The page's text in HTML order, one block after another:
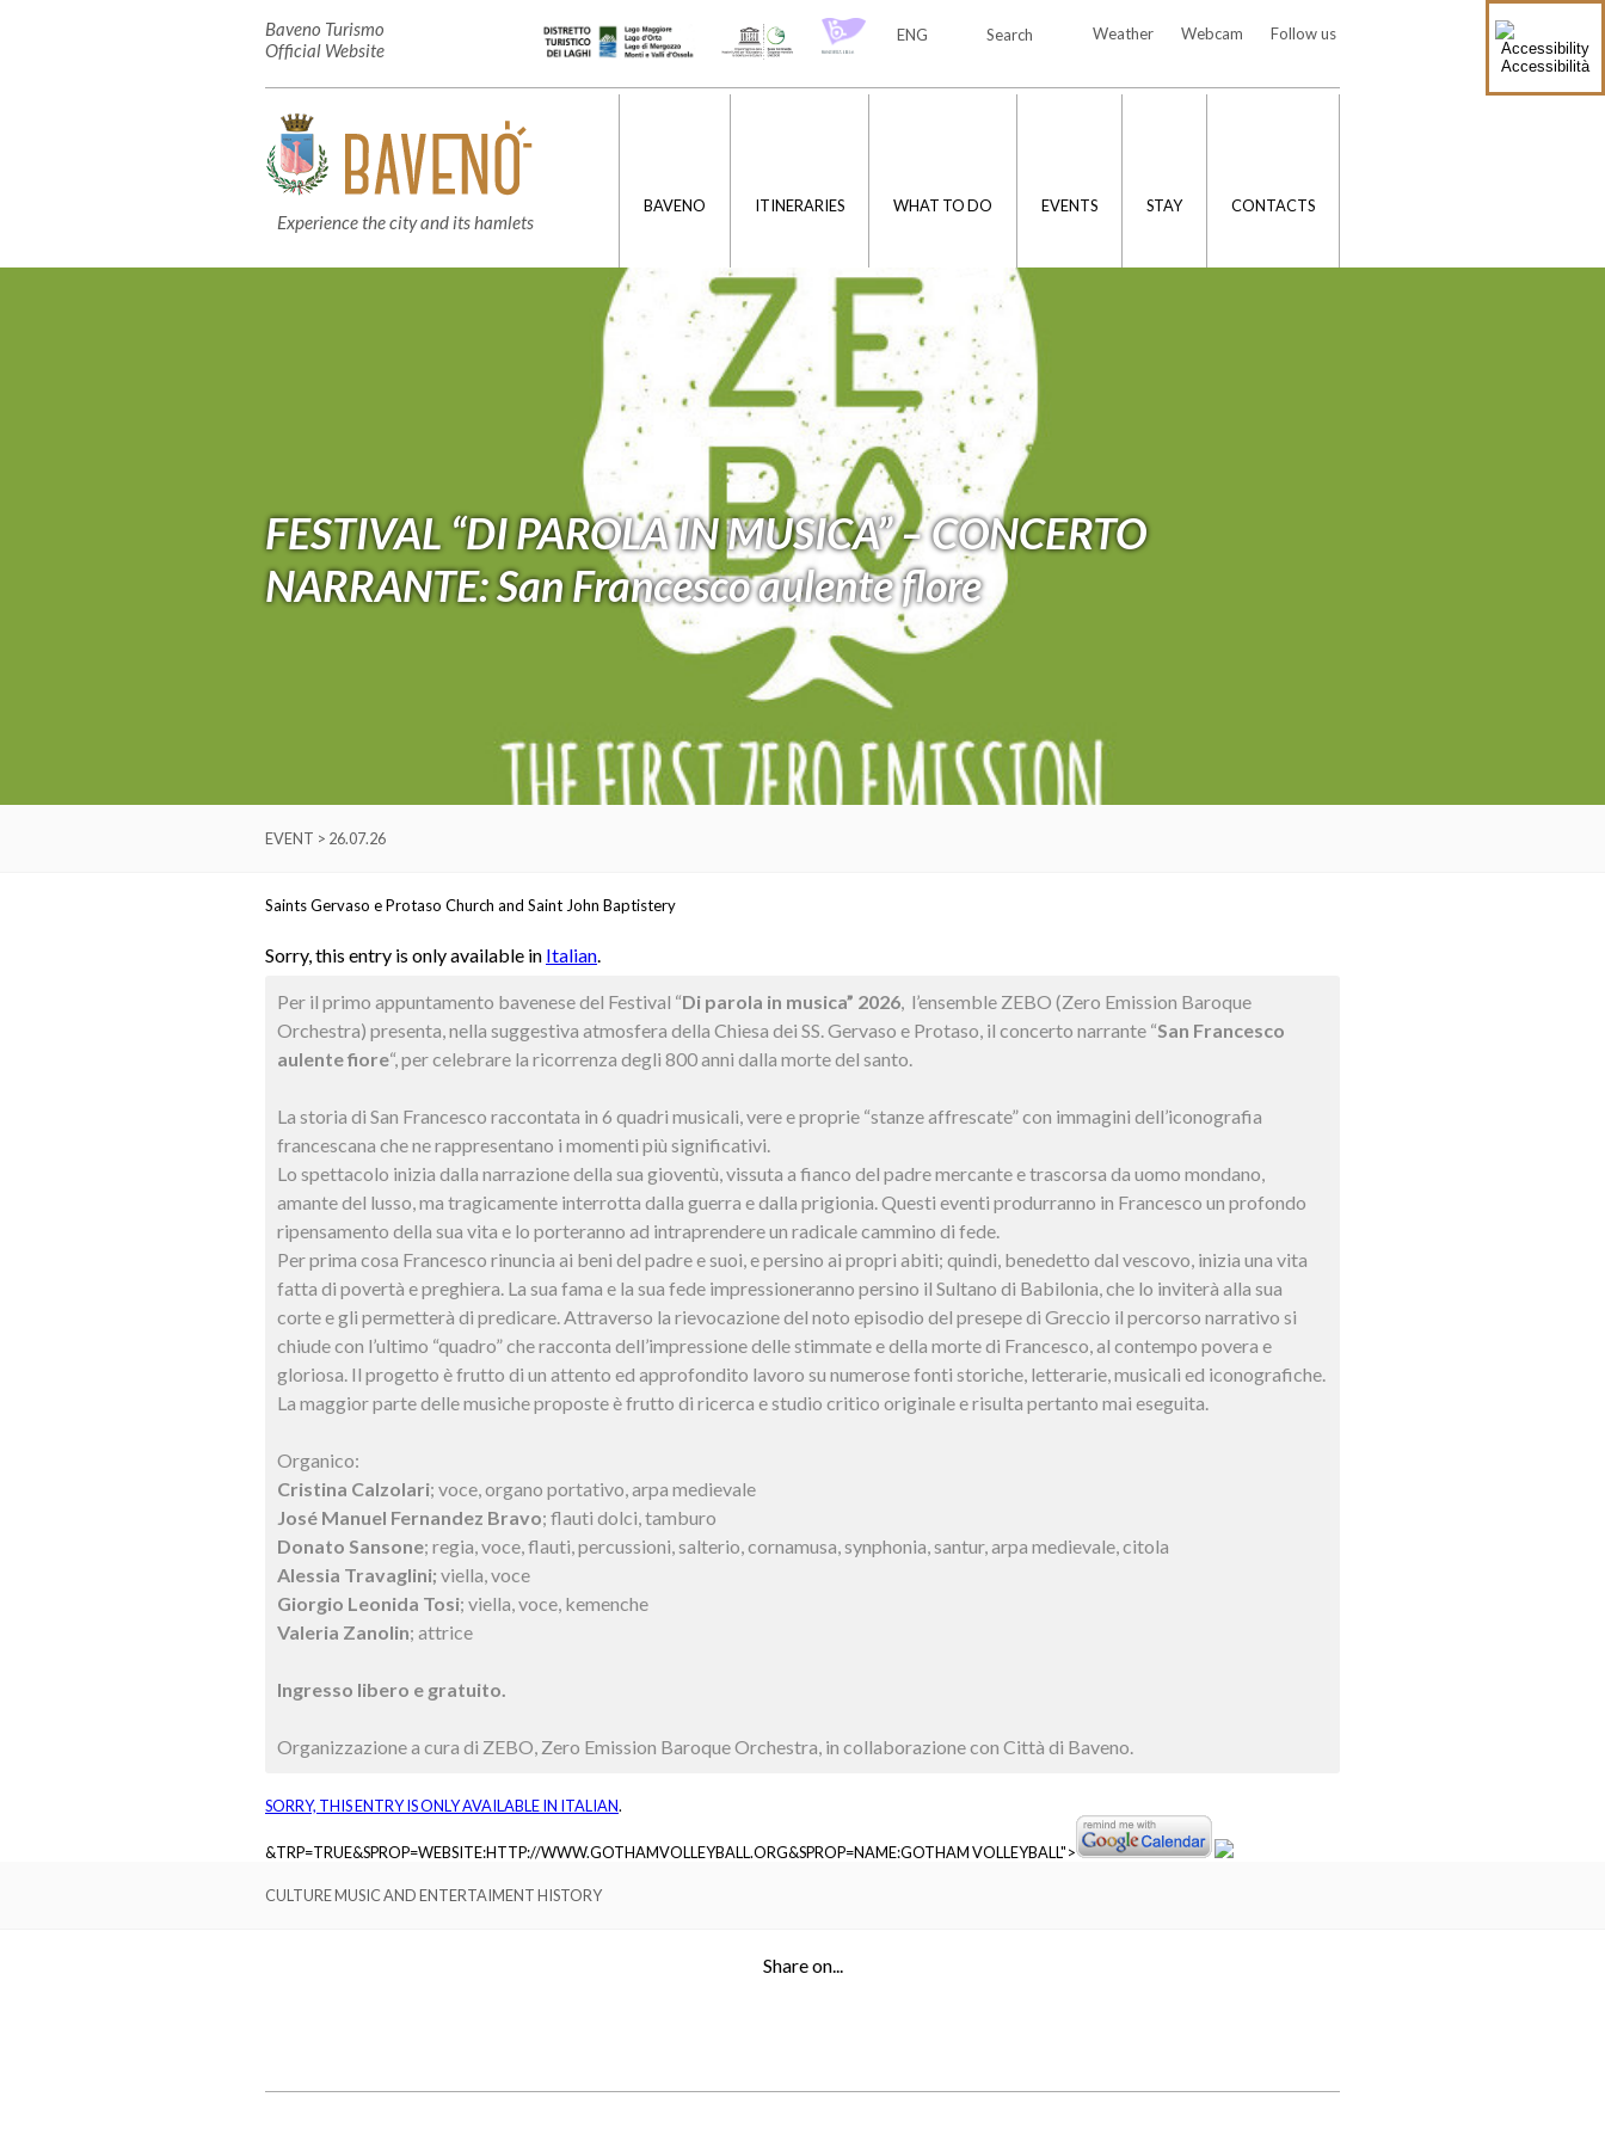
Accessibilità
Baveno Turismo
Official Website
Follow us
Webcam
Weather
Search
ENG
Experience the city and its hamlets
BAVENO ITINERARIES WHAT TO DO EVENTS STAY CONTACTS
FESTIVAL “DI PAROLA IN MUSICA” – CONCERTO
NARRANTE: San Francesco aulente flore
EVENT > 26.07.26
Saints Gervaso e Protaso Church and Saint John Baptistery
Sorry, this entry is only available in Italian.
Per il primo appuntamento bavenese del Festival “Di parola in musica” 2026, l’ensemble ZEBO (Zero Emission Baroque
Orchestra) presenta, nella suggestiva atmosfera della Chiesa dei SS. Gervaso e Protaso, il concerto narrante “San Francesco
aulente fiore“, per celebrare la ricorrenza degli 800 anni dalla morte del santo.
La storia di San Francesco raccontata in 6 quadri musicali, vere e proprie “stanze affrescate” con immagini dell’iconografia
francescana che ne rappresentano i momenti più significativi.
Lo spettacolo inizia dalla narrazione della sua gioventù, vissuta a fianco del padre mercante e trascorsa da uomo mondano,
amante del lusso, ma tragicamente interrotta dalla guerra e dalla prigionia. Questi eventi produrranno in Francesco un profondo
ripensamento della sua vita e lo porteranno ad intraprendere un radicale cammino di fede.
Per prima cosa Francesco rinuncia ai beni del padre e suoi, e persino ai propri abiti; quindi, benedetto dal vescovo, inizia una vita
fatta di povertà e preghiera. La sua fama e la sua fede impressioneranno persino il Sultano di Babilonia, che lo inviterà alla sua
corte e gli permetterà di predicare. Attraverso la rievocazione del noto episodio del presepe di Greccio il percorso narrativo si
chiude con l’ultimo “quadro” che racconta dell’impressione delle stimmate e della morte di Francesco, al contempo povera e
gloriosa. Il progetto è frutto di un attento ed approfondito lavoro su numerose fonti storiche, letterarie, musicali ed iconografiche.
La maggior parte delle musiche proposte è frutto di ricerca e studio critico originale e risulta pertanto mai eseguita.
Organico:
Cristina Calzolari; voce, organo portativo, arpa medievale
José Manuel Fernandez Bravo; flauti dolci, tamburo
Donato Sansone; regia, voce, flauti, percussioni, salterio, cornamusa, synphonia, santur, arpa medievale, citola
Alessia Travaglini; viella, voce
Giorgio Leonida Tosi; viella, voce, kemenche
Valeria Zanolin; attrice
Ingresso libero e gratuito.
Organizzazione a cura di ZEBO, Zero Emission Baroque Orchestra, in collaborazione con Città di Baveno.
SORRY, THIS ENTRY IS ONLY AVAILABLE IN ITALIAN.
&TRP=TRUE&SPROP=WEBSITE:HTTP://WWW.GOTHAMVOLLEYBALL.ORG&SPROP=NAME:GOTHAM VOLLEYBALL">
CULTURE MUSIC AND ENTERTAIMENT HISTORY
Share on...